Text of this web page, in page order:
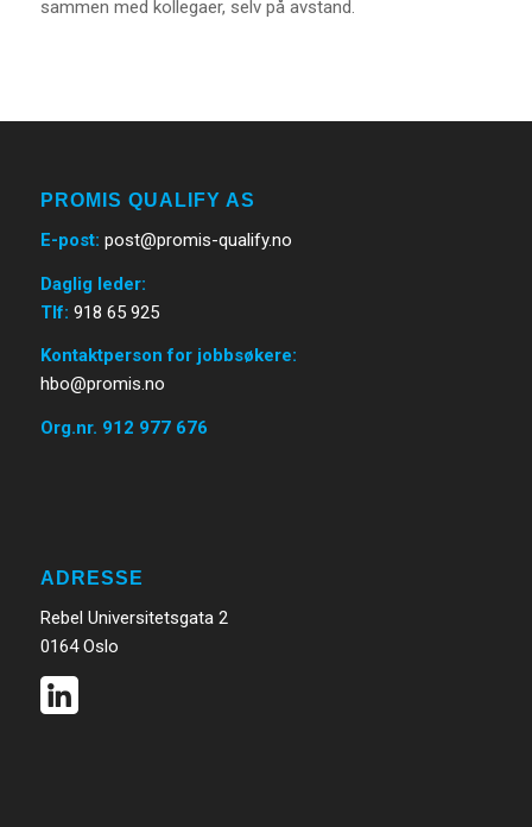
sammen med kollegaer, selv på avstand.
PROMIS QUALIFY AS
E-post: post@promis-qualify.no
Daglig leder:
Tlf: 918 65 925
Kontaktperson for jobbsøkere:
hbo@promis.no
Org.nr. 912 977 676
ADRESSE
Rebel Universitetsgata 2
0164 Oslo